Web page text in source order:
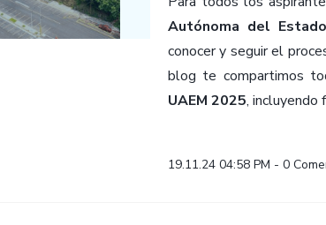
Autónoma del
conocer y seguir el
blog te compartimos
UAEM 2025, incluyendo
19.11.24 04:58 PM - 0